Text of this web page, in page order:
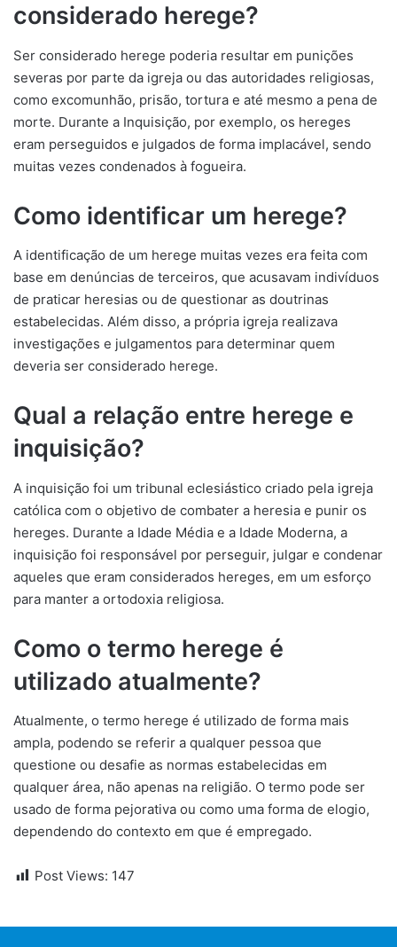
considerado herege?
Ser considerado herege poderia resultar em punições
severas por parte da igreja ou das autoridades religiosas,
como excomunhão, prisão, tortura e até mesmo a pena de
morte. Durante a Inquisição, por exemplo, os hereges
eram perseguidos e julgados de forma implacável, sendo
muitas vezes condenados à fogueira.
Como identificar um herege?
A identificação de um herege muitas vezes era feita com
base em denúncias de terceiros, que acusavam indivíduos
de praticar heresias ou de questionar as doutrinas
estabelecidas. Além disso, a própria igreja realizava
investigações e julgamentos para determinar quem
deveria ser considerado herege.
Qual a relação entre herege e
inquisição?
A inquisição foi um tribunal eclesiástico criado pela igreja
católica com o objetivo de combater a heresia e punir os
hereges. Durante a Idade Média e a Idade Moderna, a
inquisição foi responsável por perseguir, julgar e condenar
aqueles que eram considerados hereges, em um esforço
para manter a ortodoxia religiosa.
Como o termo herege é
utilizado atualmente?
Atualmente, o termo herege é utilizado de forma mais
ampla, podendo se referir a qualquer pessoa que
questione ou desafie as normas estabelecidas em
qualquer área, não apenas na religião. O termo pode ser
usado de forma pejorativa ou como uma forma de elogio,
dependendo do contexto em que é empregado.
Post Views: 147